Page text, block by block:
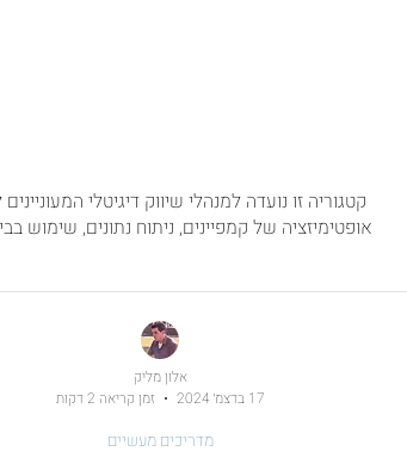
קטגוריה זו נועדה למנהלי שיווק דיגיטלי
אופטימיזציה של קמפיינים, ניתוח נתונים, שימוש
מדריכים מעשיים
אלון מליק
17 בדצמ׳ 2024
זמן קריאה 2 דקות